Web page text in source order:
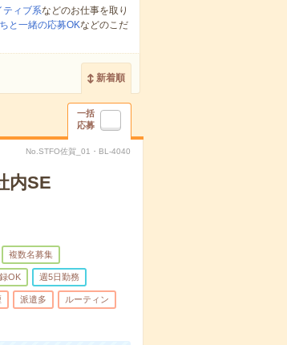
ティブ系などのお仕事を取り
と一緒の応募OKなどのこだ
新着順
一括
応募
No.STFO佐賀_01・BL-4040
内SE
複数名募集
OK 週5日勤務
派遣多 ルーティン